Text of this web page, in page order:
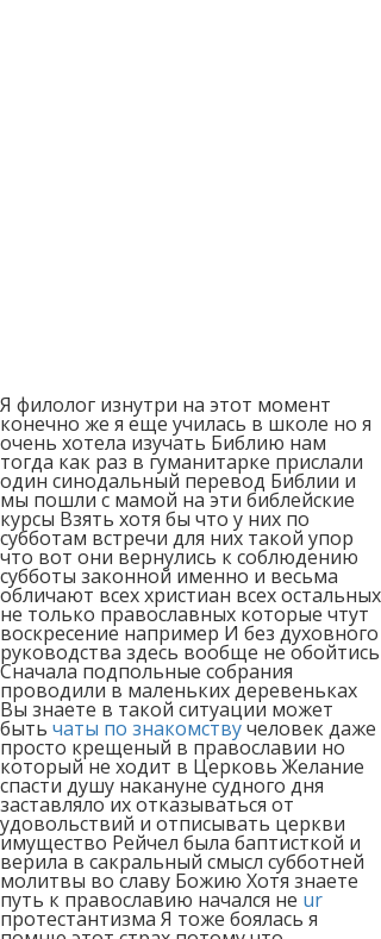
Я филолог изнутри на этот момент
конечно же я еще училась в школе но я
очень хотела изучать Библию нам
тогда как раз в гуманитарке прислали
один синодальный перевод Библии и
мы пошли с мамой на эти библейские
курсы Взять хотя бы что у них по
субботам встречи для них такой упор
что вот они вернулись к соблюдению
субботы законной именно и весьма
обличают всех христиан всех остальных
не только православных которые чтут
воскресение например И без духовного
руководства здесь вообще не обойтись
Сначала подпольные собрания
проводили в маленьких деревеньках
Вы знаете в такой ситуации может
быть чаты по знакомствучеловек даже
просто крещеный в православии но
который не ходит в Церковь Желание
спасти душу накануне судного дня
заставляло их отказываться от
удовольствий и отписывать церкви
имущество Рейчел была баптисткой и
верила в сакральный смысл субботней
молитвы во славу Божию Хотя знаете
путь к православию начался не ur
протестантизма Я тоже боялась я